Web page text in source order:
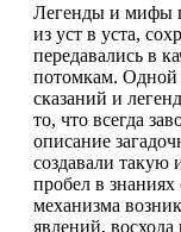
Легенды и мифы
из уст в уста,
передавались в
потомкам. Одной
сказаний и
то, что всегда
описание
создавали такую
пробел в
механизма
явлений, восхода